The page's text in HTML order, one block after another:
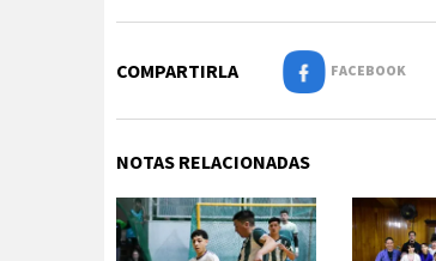
COMPARTIRLA FACEBOOK
NOTAS RELACIONADAS